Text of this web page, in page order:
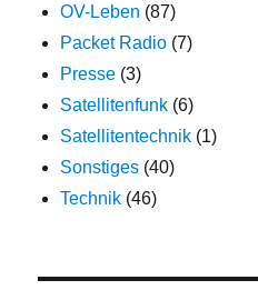
OV-Leben (87)
Packet Radio (7)
Presse (3)
Satellitenfunk (6)
Satellitentechnik (1)
Sonstiges (40)
Technik (46)